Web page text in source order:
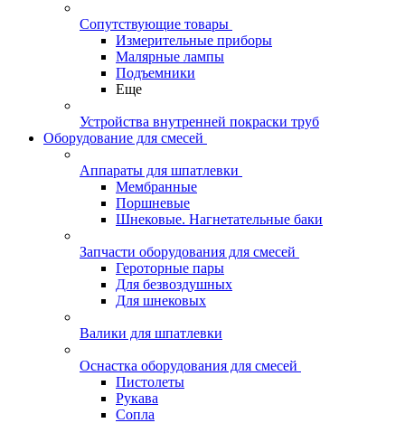
Сопутствующие товары
Измерительные приборы
Малярные лампы
Подъемники
Еще
Устройства внутренней покраски труб
Оборудование для смесей
Аппараты для шпатлевки
Мембранные
Поршневые
Шнековые. Нагнетательные баки
Запчасти оборудования для смесей
Героторные пары
Для безвоздушных
Для шнековых
Валики для шпатлевки
Оснастка оборудования для смесей
Пистолеты
Рукава
Сопла